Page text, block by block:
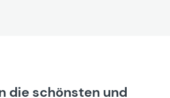
die schönsten und